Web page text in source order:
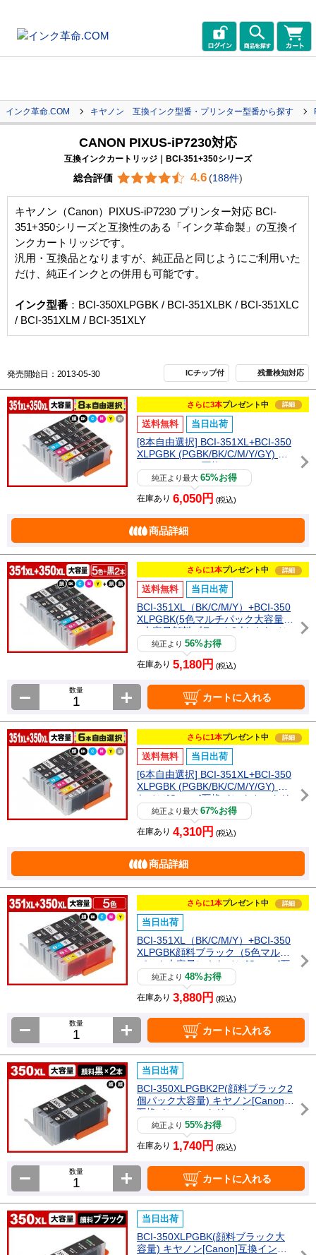
インク革命.COM キヤノン 互換インク型番・プリンター型番から探す
CANON PIXUS-iP7230対応
互換インクカートリッジ｜BCI-351+350シリーズ
総合評価 4.6 (188件)
キヤノン（Canon）PIXUS-iP7230 プリンター対応 BCI-
351+350シリーズと互換性のある「インク革命製」の互換イ
ンクカートリッジです。
汎用・互換品となりますが、純正品と同じようにご利用いた
だけ、純正インクとの併用も可能です。
インク型番 ：BCI-350XLPGBK / BCI-351XLBK / BCI-351XLC
/ BCI-351XLM / BCI-351XLY
発売開始日：2013-05-30 ICチップ付 残量検知対応
さらに3本プレゼント中 詳細
送料無料 当日出荷
[8本自由選択] BCI-351XL+BCI-350
XLPGBK (PGBK/BK/C/M/Y/GY) キ
ヤノン[Canon]互換インクカートリ
ッジ純正より最大65%お得
在庫あり 6,050円 (税込)
商品詳細
さらに1本プレゼント中 詳細
送料無料 当日出荷
BCI-351XL（BK/C/M/Y）+BCI-350
XLPGBK(5色マルチパック大容量
+大容量顔料ブラック2本) キヤノン
[Canon]互換インクカートリッジ
純正より56%お得
在庫あり 5,180円 (税込)
数量
カートに入れる
さらに1本プレゼント中 詳細
送料無料 当日出荷
[6本自由選択] BCI-351XL+BCI-350
XLPGBK (PGBK/BK/C/M/Y/GY) キ
ヤノン[Canon]互換インクカートリ
ッジ純正より最大67%お得
在庫あり 4,310円 (税込)
商品詳細
さらに1本プレゼント中 詳細
当日出荷
BCI-351XL（BK/C/M/Y）+BCI-350
XLPGBK顔料ブラック（5色マルチ
パック大容量）キヤノン[Canon]互
換インクカートリッジ
純正より48%お得
在庫あり 3,880円 (税込)
数量
カートに入れる
当日出荷
BCI-350XLPGBK2P(顔料ブラック2
個パック大容量) キヤノン[Canon]
互換インクカートリッジ
純正より55%お得
在庫あり 1,740円 (税込)
数量
カートに入れる
当日出荷
BCI-350XLPGBK(顔料ブラック大
容量) キヤノン[Canon]互換インク